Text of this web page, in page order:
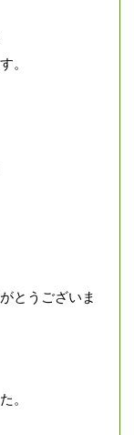
。
とうございま
。